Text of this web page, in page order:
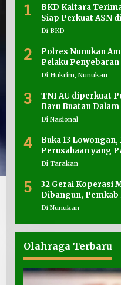
1
BKD Kaltara
Siap Perkuat ASN
Pemprov
Di BKD
2
Polres Nunukan
Pelaku Penyebaran
Di Hukrim, Nunukan
3
TNI AU diperkuat
Baru Buatan
Di Nasional
4
Buka 13 Lowongan,
Perusahaan yang
Pencari Kerja
Di Tarakan
5
32 Gerai Koperasi
Dibangun, Pemkab
Penyediaan Lahan
Di Nunukan
Olahraga Terbaru